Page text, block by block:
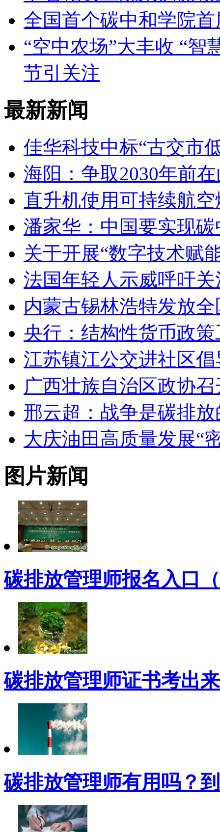
全国首个碳中和学院
“空中农场”大丰收 “智
节引关注
最新新闻
佳华科技中标“古交市
海阳：争取2030年前
直升机使用可持续航
潘家华：中国要实现
关于开展“数字技术赋
法国年轻人示威呼吁
内蒙古锡林浩特发放
央行：结构性货币政
江苏镇江公交进社区
广西壮族自治区政协
邢云超：战争是碳排
大庆油田高质量发展“
图片新闻
碳排放管理师报名入口
碳排放管理师证书考出
碳排放管理师有用吗？